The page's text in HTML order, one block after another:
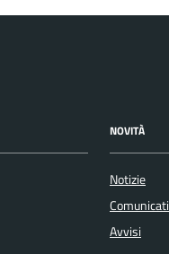
NOVITÀ
Notizie
Comunicati
Avvisi